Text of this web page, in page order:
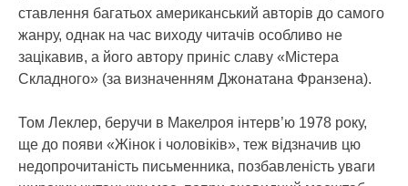
ставлення багатьох американський авторів до самого
жанру, однак на час виходу читачів особливо не
зацікавив, а його автору приніс славу «Містера
Складного» (за визначенням Джонатана Франзена).
Том Леклер, беручи в Макелроя інтерв’ю 1978 року,
ще до появи «Жінок і чоловіків», теж відзначив цю
недопрочитаність письменника, позбавленість уваги